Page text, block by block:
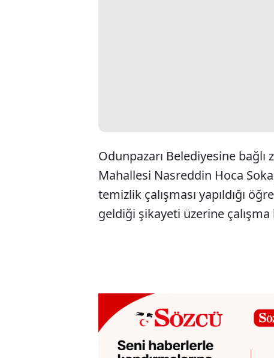
Odunpazarı Belediyesine
Mahallesi Nasreddin Hoca
temizlik çalışması yapıldığı
geldiği şikayeti üzerine çalışma